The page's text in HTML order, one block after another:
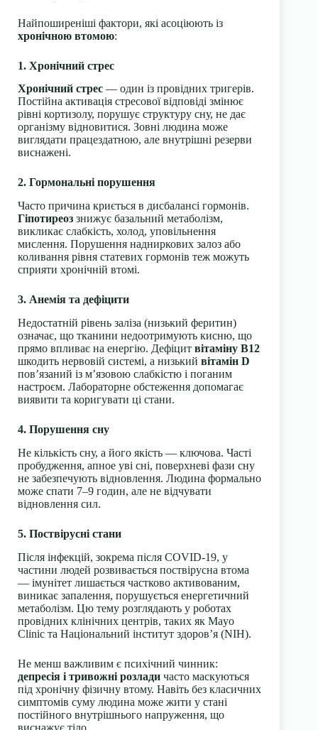
Найпоширеніші фактори, які асоціюють із
хронічною втомою:
1. Хронічний стрес
Хронічний стрес — один із провідних тригерів.
Постійна активація стресової відповіді змінює
рівні кортизолу, порушує структуру сну, не дає
організму відновитися. Зовні людина може
виглядати працездатною, але внутрішні резерви
виснажені.
2. Гормональні порушення
Часто причина криється в дисбалансі гормонів.
Гіпотиреоз знижує базальний метаболізм,
викликає слабкість, холод, уповільнення
мислення. Порушення надниркових залоз або
коливання рівня статевих гормонів теж можуть
сприяти хронічній втомі.
3. Анемія та дефіцити
Недостатній рівень заліза (низький феритин)
означає, що тканини недоотримують кисню, що
прямо впливає на енергію. Дефіцит вітаміну B12
шкодить нервовій системі, а низький вітамін D
пов’язаний із м’язовою слабкістю і поганим
настроєм. Лабораторне обстеження допомагає
виявити та коригувати ці стани.
4. Порушення сну
Не кількість сну, а його якість — ключова. Часті
пробудження, апное уві сні, поверхневі фази сну
не забезпечують відновлення. Людина формально
може спати 7–9 годин, але не відчувати
відновлення сил.
5. Поствірусні стани
Після інфекцій, зокрема після COVID-19, у
частини людей розвивається поствірусна втома
— імунітет лишається частково активованим,
виникає запалення, порушується енергетичний
метаболізм. Цю тему розглядають у роботах
провідних клінічних центрів, таких як Mayo
Clinic та Національний інститут здоров’я (NIH).
Не менш важливим є психічний чинник:
депресія і тривожні розлади часто маскуються
під хронічну фізичну втому. Навіть без класичних
симптомів суму людина може жити у стані
постійного внутрішнього напруження, що
виснажує тіло.